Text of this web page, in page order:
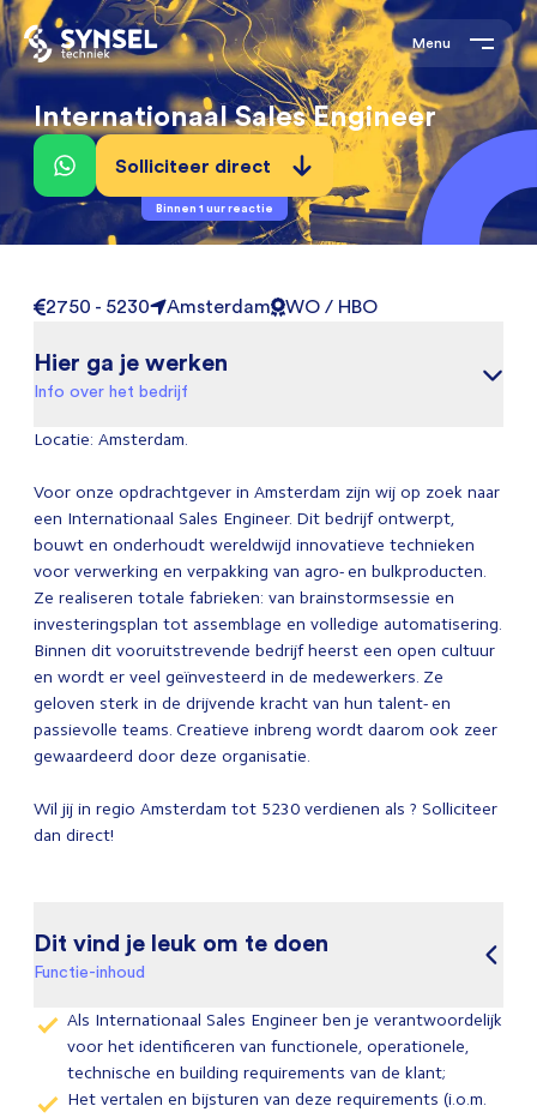
Menu
Internationaal Sales Engineer
Solliciteer direct
Binnen 1 uur reactie
2750 - 5230 Amsterdam WO / HBO
Hier ga je werken
Info over het bedrijf
Locatie: Amsterdam.
Voor onze opdrachtgever in Amsterdam zijn wij op zoek naar
een Internationaal Sales Engineer. Dit bedrijf ontwerpt,
bouwt en onderhoudt wereldwijd innovatieve technieken
voor verwerking en verpakking van agro- en bulkproducten.
Ze realiseren totale fabrieken: van brainstormsessie en
investeringsplan tot assemblage en volledige automatisering.
Binnen dit vooruitstrevende bedrijf heerst een open cultuur
en wordt er veel geïnvesteerd in de medewerkers. Ze
geloven sterk in de drijvende kracht van hun talent- en
passievolle teams. Creatieve inbreng wordt daarom ook zeer
gewaardeerd door deze organisatie.
Wil jij in regio Amsterdam tot 5230 verdienen als ? Solliciteer
dan direct!
Dit vind je leuk om te doen
Functie-inhoud
Als Internationaal Sales Engineer ben je verantwoordelijk
voor het identificeren van functionele, operationele,
technische en building requirements van de klant;
Het vertalen en bijsturen van deze requirements (i.o.m.